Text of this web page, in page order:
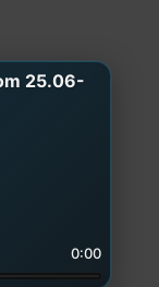
25.06-
0:00